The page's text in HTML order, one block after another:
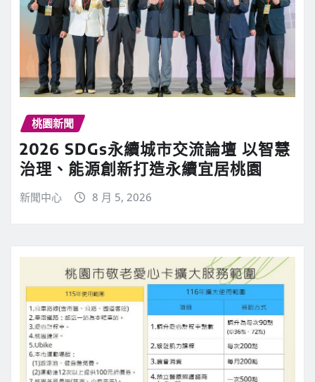
桃園新聞
2026 SDGs永續城市交流論壇 以智慧
治理、能源創新打造永續宜居桃園
新聞中心 8 月 5, 2026